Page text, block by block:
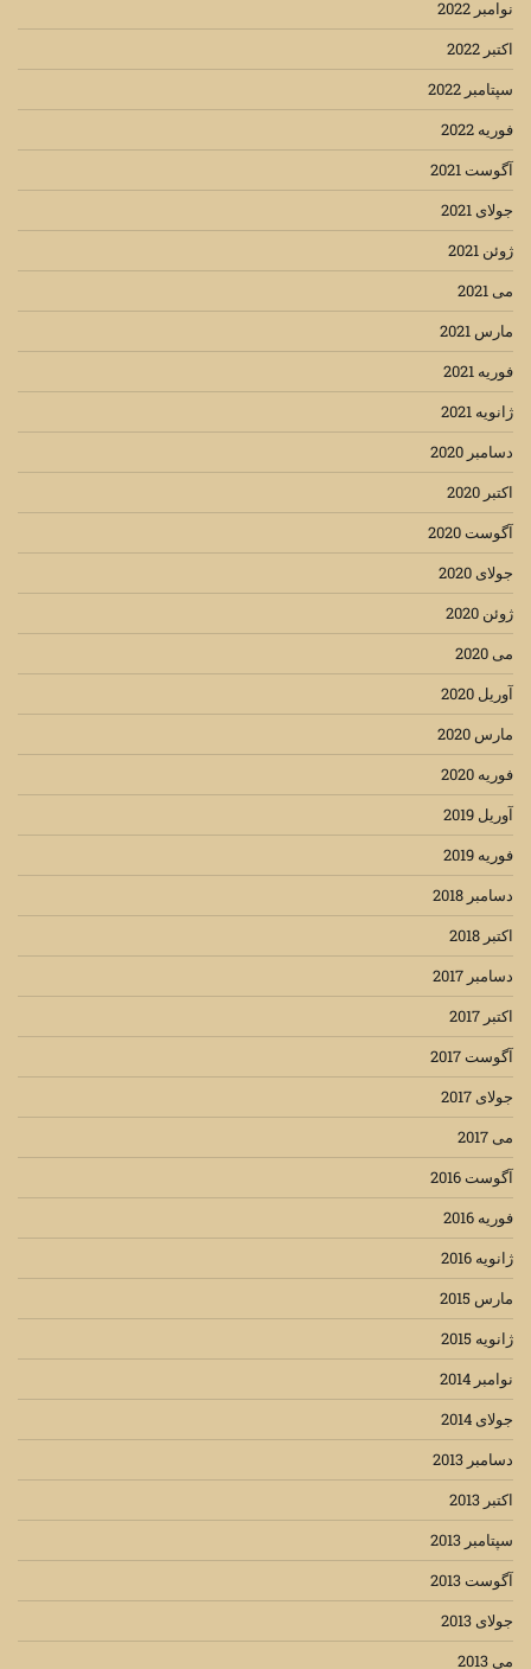
نوامبر 2022
اکتبر 2022
سپتامبر 2022
فوریه 2022
آگوست 2021
جولای 2021
ژوئن 2021
می 2021
مارس 2021
فوریه 2021
ژانویه 2021
دسامبر 2020
اکتبر 2020
آگوست 2020
جولای 2020
ژوئن 2020
می 2020
آوریل 2020
مارس 2020
فوریه 2020
آوریل 2019
فوریه 2019
دسامبر 2018
اکتبر 2018
دسامبر 2017
اکتبر 2017
آگوست 2017
جولای 2017
می 2017
آگوست 2016
فوریه 2016
ژانویه 2016
مارس 2015
ژانویه 2015
نوامبر 2014
جولای 2014
دسامبر 2013
اکتبر 2013
سپتامبر 2013
آگوست 2013
جولای 2013
می 2013